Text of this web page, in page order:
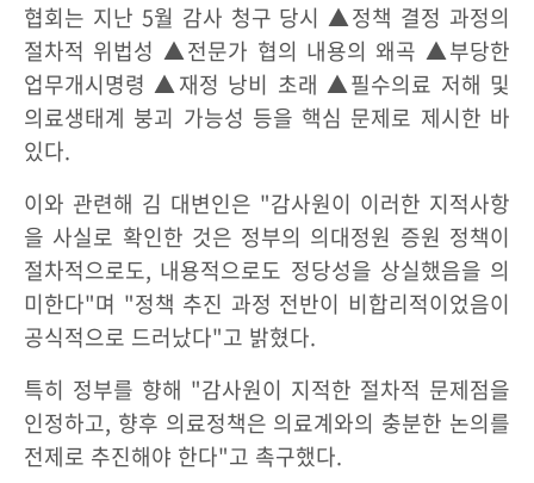
협회는 지난 5월 감사 청구 당시 ▲정책 결정 과정의
절차적 위법성 ▲전문가 협의 내용의 왜곡 ▲부당한
업무개시명령 ▲재정 낭비 초래 ▲필수의료 저해 및
의료생태계 붕괴 가능성 등을 핵심 문제로 제시한 바
있다.
이와 관련해 김 대변인은 "감사원이 이러한 지적사항
을 사실로 확인한 것은 정부의 의대정원 증원 정책이
절차적으로도, 내용적으로도 정당성을 상실했음을 의
미한다"며 "정책 추진 과정 전반이 비합리적이었음이
공식적으로 드러났다"고 밝혔다.
특히 정부를 향해 "감사원이 지적한 절차적 문제점을
인정하고, 향후 의료정책은 의료계와의 충분한 논의를
전제로 추진해야 한다"고 촉구했다.